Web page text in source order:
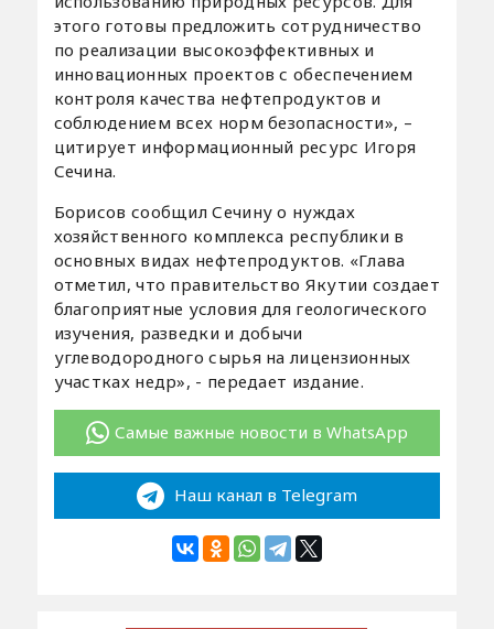
этого готовы предложить сотрудничество
по реализации высокоэффективных и
инновационных проектов с обеспечением
контроля качества нефтепродуктов и
соблюдением всех норм безопасности», –
цитирует информационный ресурс Игоря
Сечина.
Борисов сообщил Сечину о нуждах
хозяйственного комплекса республики в
основных видах нефтепродуктов. «Глава
отметил, что правительство Якутии создает
благоприятные условия для геологического
изучения, разведки и добычи
углеводородного сырья на лицензионных
участках недр», - передает издание.
Самые важные новости в WhatsApp
Наш канал в Telegram